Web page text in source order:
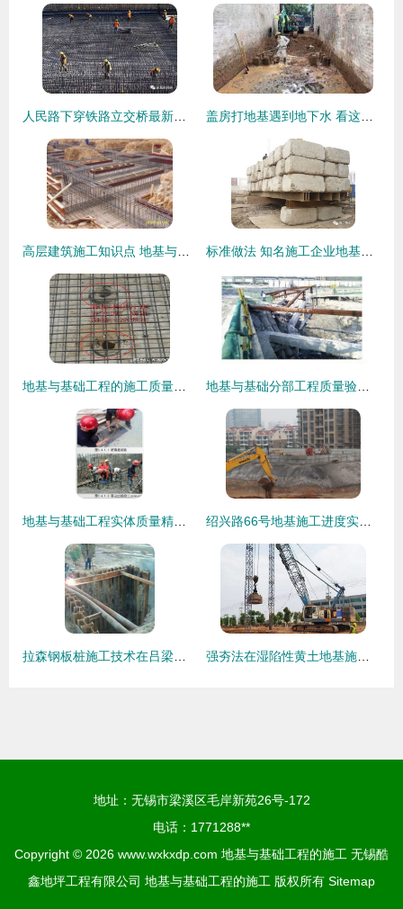
地址：无锡市梁溪区毛岸新苑26号-172
电话：1771288**
Copyright © 2026 www.wxkxdp.com 地基与基础工程的施工 无锡酷
鑫地坪工程有限公司 地基与基础工程的施工 版权所有 Sitemap